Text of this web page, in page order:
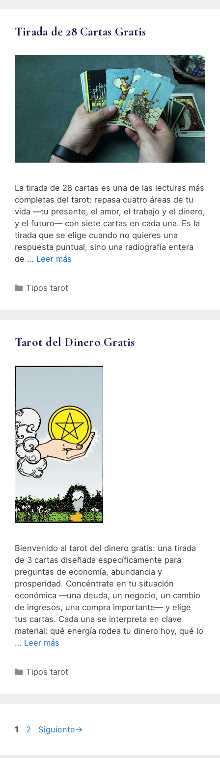
Tirada de 28 Cartas Gratis
La tirada de 28 cartas es una de las lecturas más
completas del tarot: repasa cuatro áreas de tu
vida —tu presente, el amor, el trabajo y el dinero,
y el futuro— con siete cartas en cada una. Es la
tirada que se elige cuando no quieres una
respuesta puntual, sino una radiografía entera
de … Leer más
Categorías
Tipos tarot
Tarot del Dinero Gratis
Bienvenido al tarot del dinero gratis: una tirada
de 3 cartas diseñada específicamente para
preguntas de economía, abundancia y
prosperidad. Concéntrate en tu situación
económica —una deuda, un negocio, un cambio
de ingresos, una compra importante— y elige
tus cartas. Cada una se interpreta en clave
material: qué energía rodea tu dinero hoy, qué lo
… Leer más
Categorías
Tipos tarot
1
Página
2 Siguiente→